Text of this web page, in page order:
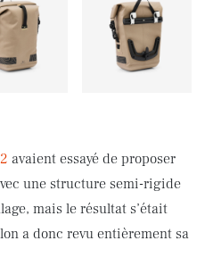
avaient essayé de proposer
une structure semi-rigide
mais le résultat s’était
a donc revu entièrement sa